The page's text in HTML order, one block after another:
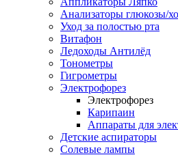
Анализаторы глюкозы/
Уход за полостью рта
Витафон
Ледоходы Антилёд
Тонометры
Гигрометры
Электрофорез
Электрофорез
Карипаин
Аппараты для
Детские аспираторы
Солевые лампы